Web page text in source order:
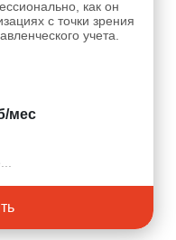
как он
с точки зрения
учета.
мес